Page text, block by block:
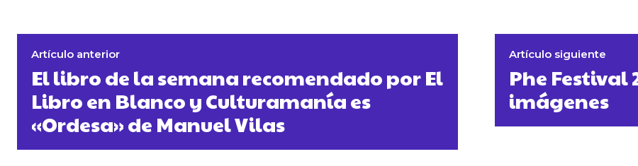
Artículo anterior
El libro de la semana recomendado por El
Libro en Blanco y Culturamanía es
«Ordesa» de Manuel Vilas
Artículo siguiente
Phe Festival
imágenes